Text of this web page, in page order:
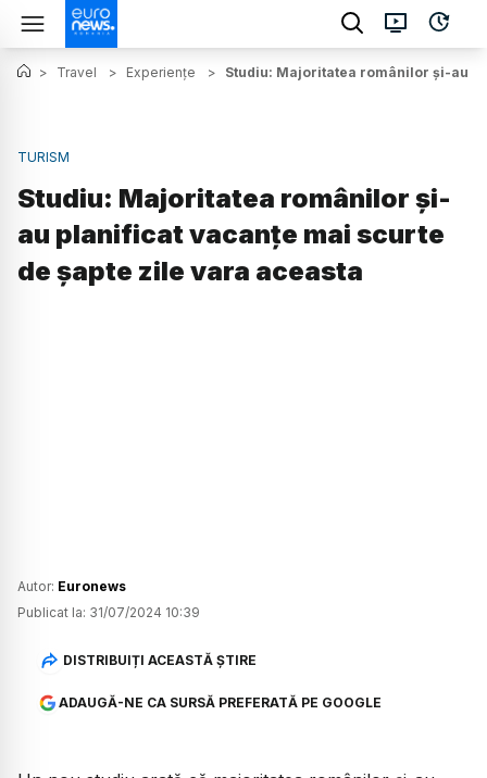
> Travel > Experiențe > Studiu: Majoritatea românilor şi-au
TURISM
Studiu: Majoritatea românilor şi-
au planificat vacanţe mai scurte
de șapte zile vara aceasta
Autor: Euronews
Publicat la: 31/07/2024 10:39
DISTRIBUIȚI ACEASTĂ ȘTIRE
ADAUGĂ-NE CA SURSĂ PREFERATĂ PE GOOGLE